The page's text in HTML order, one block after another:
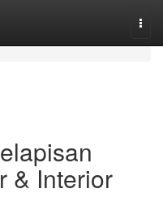
& Interior